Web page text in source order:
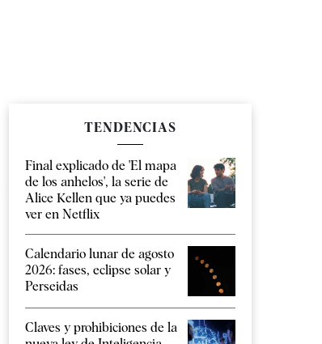
TENDENCIAS
Final explicado de 'El mapa
de los anhelos', la serie de
Alice Kellen que ya puedes
ver en Netflix
Calendario lunar de agosto
2026: fases, eclipse solar y
Perseidas
Claves y prohibiciones de la